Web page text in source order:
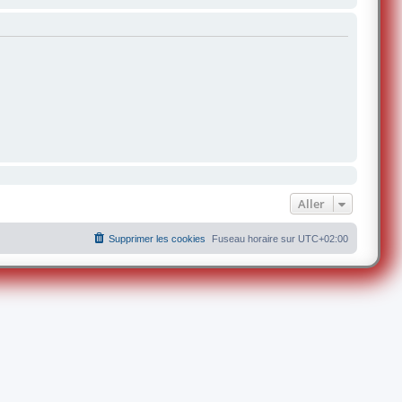
Aller
Fuseau horaire sur UTC+02:00
Supprimer les cookies